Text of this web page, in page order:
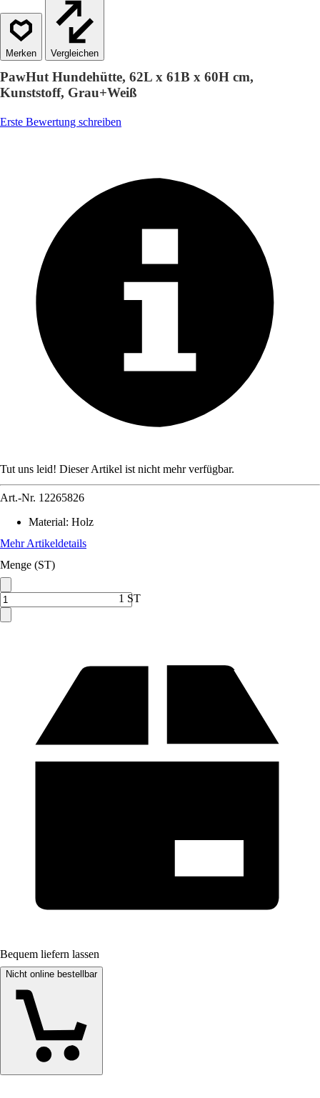
Vergleichen
PawHut Hundehütte, 62L x 61B x 60H cm,
Kunststoff, Grau+Weiß
Erste Bewertung schreiben
Tut uns leid! Dieser Artikel ist nicht mehr verfügbar.
Art.-Nr. 12265826
Material: Holz
Mehr Artikeldetails
Menge (ST)
1 ST
Bequem liefern lassen
Nicht online bestellbar